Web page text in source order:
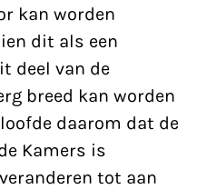
kan worden
dit als een
deel van de
breed kan worden
daarom dat de
Kamers is
tot aan